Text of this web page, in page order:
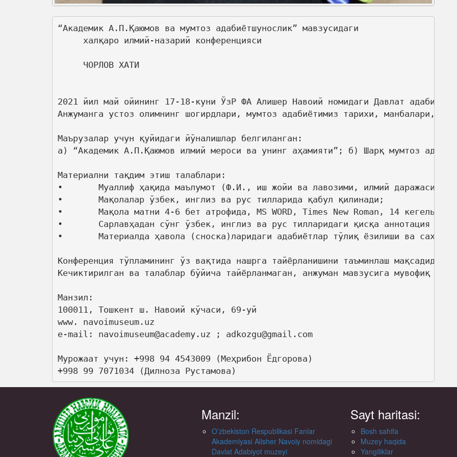
“Академик А.П.Қаюмов ва мумтоз адабиётшунослик” мавзусидаги
     халқаро илмий-назарий конференцияси
     ЧОРЛОВ ХАТИ
2021 йил май ойининг 17-18-куни ЎзР ФА Алишер Навоий номидаги Давлат адабиёт
Анжуманга устоз олимнинг шогирдлари, мумтоз адабиётимиз тарихи, манбалари,
Маърузалар учун қуйидаги йўналишлар белгиланган:
а) “Академик А.П.Қаюмов илмий мероси ва унинг аҳамияти”; б) Шарқ мумтоз
Материални тақдим этиш талаблари:
•	Муаллиф ҳақида маълумот (Ф.И., иш жойи ва лавозими, илмий даражаси, тел., e-mail);
•	Мақолалар ўзбек, инглиз ва рус тилларида қабул қилинади;
•	Мақола матни 4-6 бет атрофида, MS WORD, Times New Roman, 14 кегель, сатрлар ораси 1,15 интервал, варақнинг чап томонидан 3 см, ўнгдан 1,5 см, юқори ва пастдан 2 см бўлиши керак.
•	Сарлавҳадан сўнг ўзбек, инглиз ва рус тилларидаги қисқа аннотация ҳамда калит сўзлар берилиши шарт.
•	Материалда ҳавола (сноска)ларидаги адабиётлар тўлиқ ёзилиши ва саҳифа остида кўрсатилиши керак.
Конференция тўпламининг ўз вақтида нашрга тайёрланишини таъминлаш
Кечиктирилган ва талаблар бўйича тайёрланмаган, анжуман мавзусига мувофиқ
Манзил:
100011, Тошкент ш. Навоий кўчаси, 69-уй
www. navoimuseum.uz
e-mail: navoimuseum@academy.uz ; adkozgu@gmail.com
Мурожаат учун: +998 94 4543009 (Меҳрибон Ёдгорова)
+998 99 7071034 (Дилноза Рустамова)
Manzil:
O’zbekiston Respublikasi Fanlar
Akademiyasi Alisher Navoiy nomidagi
Davlat Adabiyot muzeyi
Sayt haritasi:
Bosh sahifa
Muzey haqida
Yangiliklar